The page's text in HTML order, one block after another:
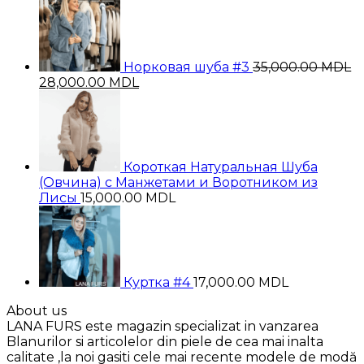
Норковая шуба #3 35,000.00MDL
Первоначальная
составляла
35,000.00 MDL.
28,000.00 MDL
Короткая Натуральная Шуба
(Овчина) с Манжетами и Воротником из
Лисы 15,000.00 MDL
Куртка #4 17,000.00 MDL
About us
LANA FURS este magazin specializat in vanzarea
Blanurilor si articolelor din piele de cea mai inalta
calitate ,la noi gasiti cele mai recente modele de modă